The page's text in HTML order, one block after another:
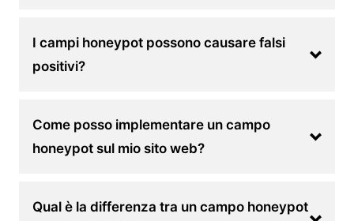
I campi honeypot possono causare falsi
positivi?
Come posso implementare un campo
honeypot sul mio sito web?
Qual è la differenza tra un campo honeypot